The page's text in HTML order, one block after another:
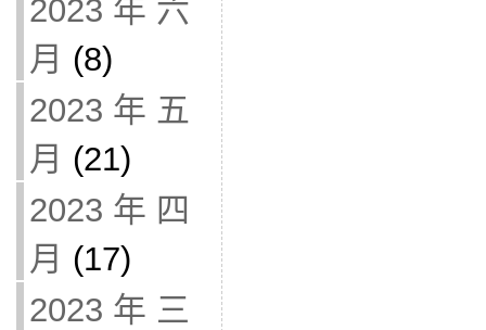
2023 年 六
月 (8)
2023 年 五
月 (21)
2023 年 四
月 (17)
2023 年 三